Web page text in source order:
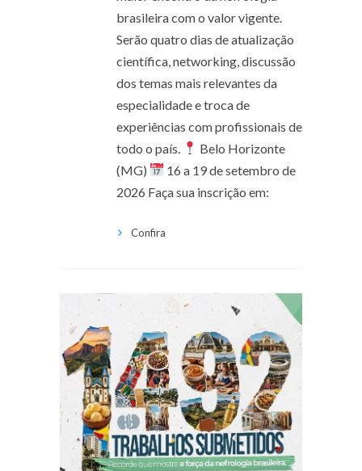
brasileira com o valor vigente.
Serão quatro dias de atualização
científica, networking, discussão
dos temas mais relevantes da
especialidade e troca de
experiências com profissionais de
todo o país.
Belo Horizonte
(MG)
16 a 19 de setembro de
2026 Faça sua inscrição em:
Confira